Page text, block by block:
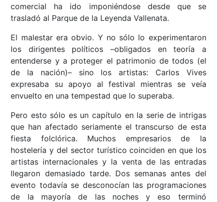
comercial ha ido imponiéndose desde que se
trasladó al Parque de la Leyenda Vallenata.
El malestar era obvio. Y no sólo lo experimentaron
los dirigentes políticos –obligados en teoría a
entenderse y a proteger el patrimonio de todos (el
de la nación)– sino los artistas: Carlos Vives
expresaba su apoyo al festival mientras se veía
envuelto en una tempestad que lo superaba.
Pero esto sólo es un capítulo en la serie de intrigas
que han afectado seriamente el transcurso de esta
fiesta folclórica. Muchos empresarios de la
hostelería y del sector turístico coinciden en que los
artistas internacionales y la venta de las entradas
llegaron demasiado tarde. Dos semanas antes del
evento todavía se desconocían las programaciones
de la mayoría de las noches y eso terminó